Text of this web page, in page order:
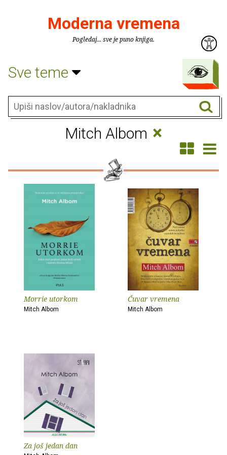
Moderna vremena
Pogledaj... sve je puno knjiga.
Sve teme
Mitch Albom ×
Morrie utorkom
Mitch Albom
Čuvar vremena
Mitch Albom
Za još jedan dan